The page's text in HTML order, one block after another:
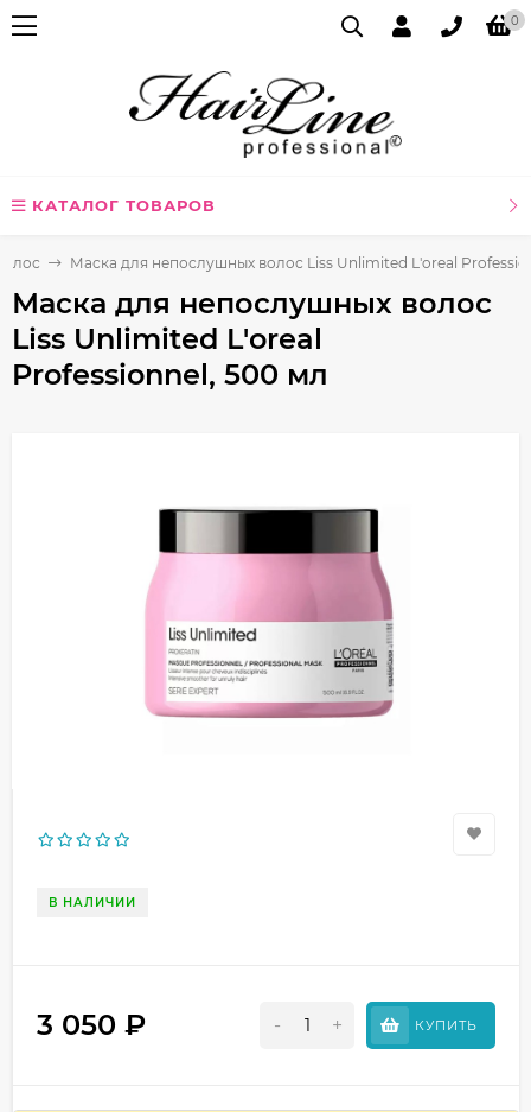
0
КАТАЛОГ ТОВАРОВ
Маска для непослушных волос Liss Unlimited L'oreal
Маска для непослушных волос
Liss Unlimited L'oreal
Professionnel, 500 мл
В НАЛИЧИИ
3 050 ₽ - + КУПИТЬ